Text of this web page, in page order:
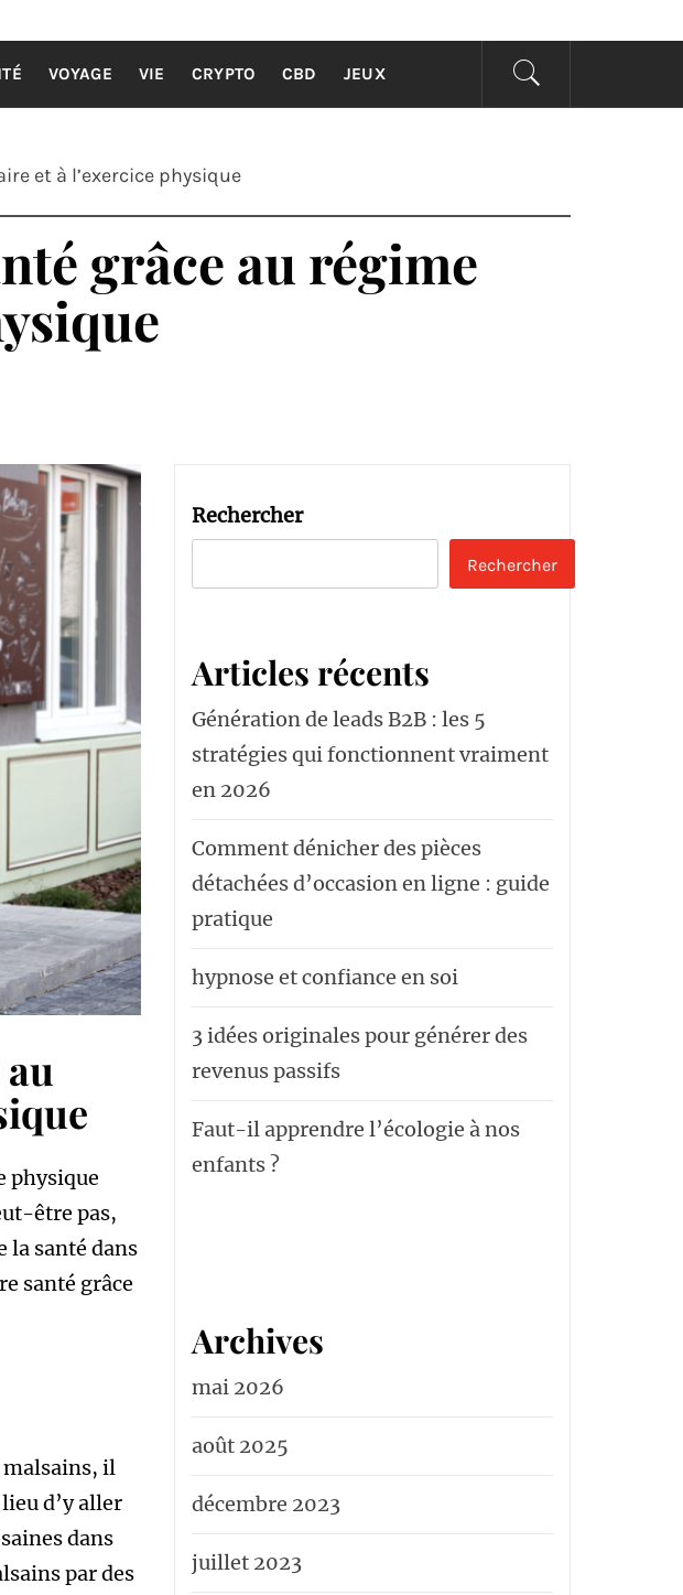
TOUS
VOYAGE VIE CRYPTO CBD JEUX
et à l’exercice physique
grâce au régime
physique
être pas,
la santé dans
santé grâce
malsains, il
d’y aller
dans
par des
Rechercher
Rechercher
Articles récents
Génération de leads B2B : les 5
stratégies qui fonctionnent vraiment
en 2026
Comment dénicher des pièces
détachées d’occasion en ligne : guide
pratique
hypnose et confiance en soi
3 idées originales pour générer des
revenus passifs
Faut-il apprendre l’écologie à nos
enfants ?
Archives
mai 2026
août 2025
décembre 2023
juillet 2023